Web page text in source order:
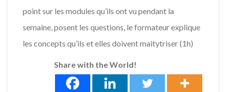
point sur les modules qu’ils ont vu pendant la
semaine, posent les questions, le formateur explique
les concepts qu’ils et elles doivent maitytriser (1h)
Share with the World!